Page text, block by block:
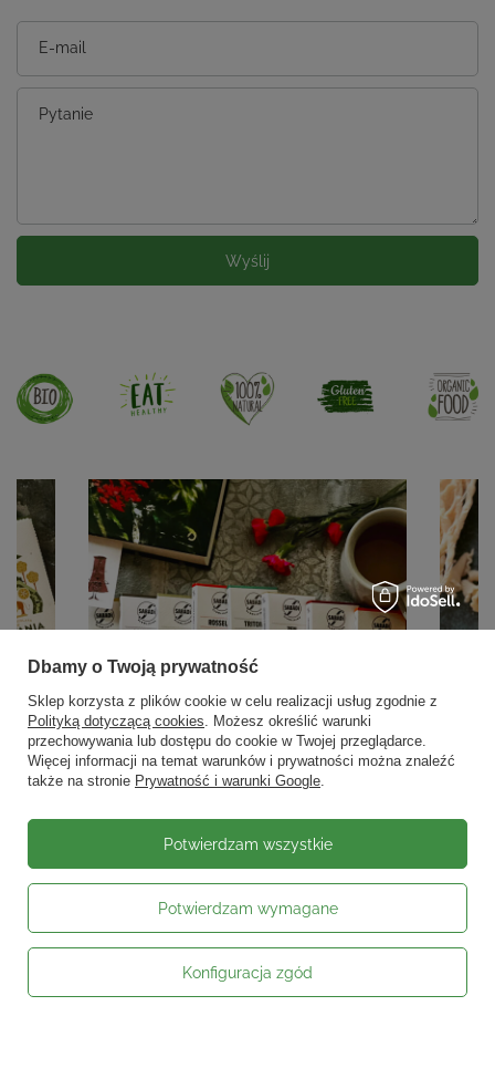
E-mail
Pytanie
Wyślij
Moje zamówienie
Dbamy o Twoją prywatność
Sklep korzysta z plików cookie w celu realizacji usług zgodnie z
Polityką dotyczącą cookies. Możesz określić warunki
przechowywania lub dostępu do cookie w Twojej przeglądarce.
Więcej informacji na temat warunków i prywatności można znaleźć
także na stronie Prywatność i warunki Google.
Potwierdzam wymagane
Konfiguracja zgód
Potwierdzam wszystkie